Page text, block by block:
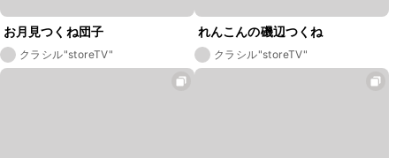
お月見つくね団子
クラシル"storeTV"
れんこんの磯辺つくね
クラシル"storeTV"